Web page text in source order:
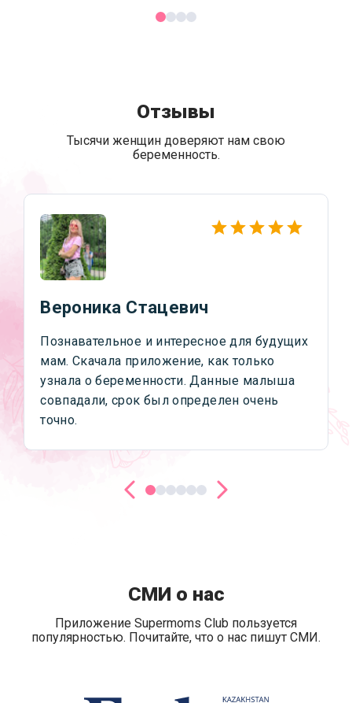
Отзывы
Тысячи женщин доверяют нам свою
беременность.
Вероника Стацевич
Познавательное и интересное для будущих
мам. Скачала приложение, как только
узнала о беременности. Данные малыша
совпадали, срок был определен очень
точно.
СМИ о нас
Приложение Supermoms Club пользуется
популярностью. Почитайте, что о нас пишут СМИ.